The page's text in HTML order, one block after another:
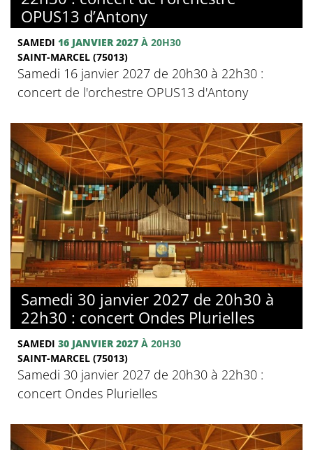
OPUS13 d’Antony
SAMEDI 16 JANVIER 2027 À 20H30
SAINT-MARCEL (75013)
Samedi 16 janvier 2027 de 20h30 à 22h30 :
concert de l'orchestre OPUS13 d'Antony
Samedi 30 janvier 2027 de 20h30 à
22h30 : concert Ondes Plurielles
SAMEDI 30 JANVIER 2027 À 20H30
SAINT-MARCEL (75013)
Samedi 30 janvier 2027 de 20h30 à 22h30 :
concert Ondes Plurielles